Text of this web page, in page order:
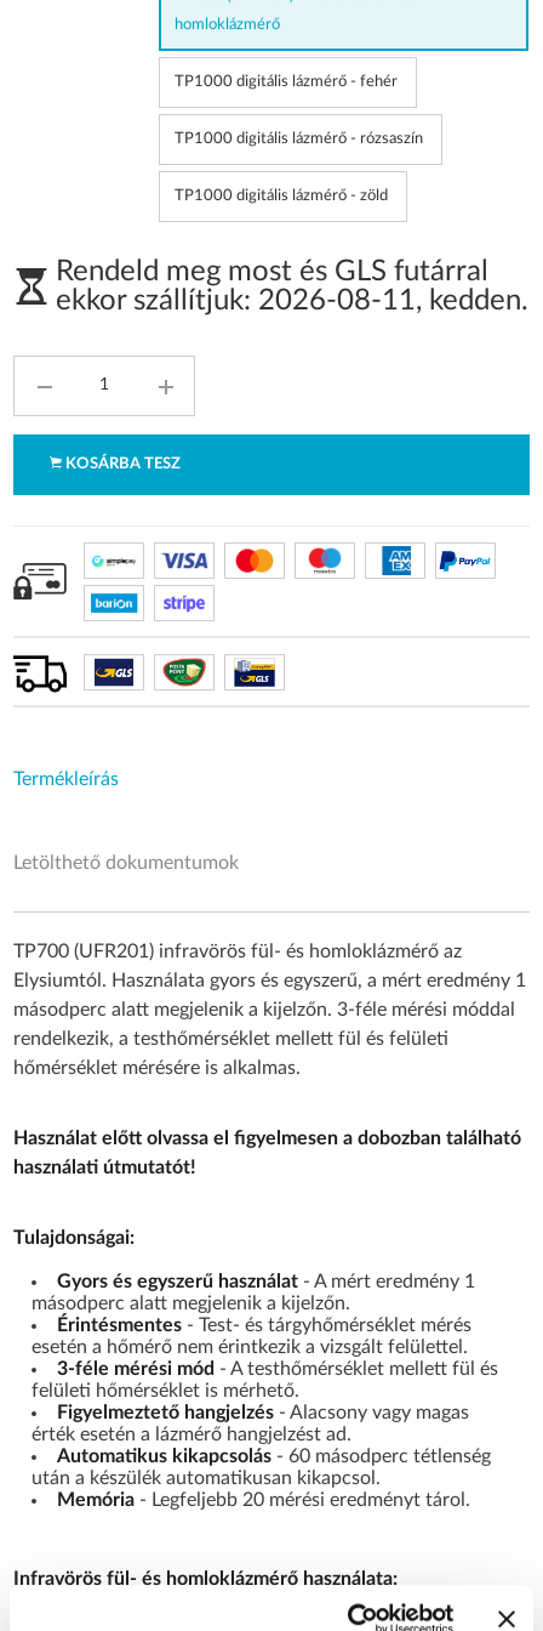
homloklázmérő
TP1000 digitális lázmérő - fehér
TP1000 digitális lázmérő - rózsaszín
TP1000 digitális lázmérő - zöld
Rendeld meg most és GLS futárral
ekkor szállítjuk: 2026-08-11, kedden.
KOSÁRBA TESZ
Termékleírás
Letölthető dokumentumok
TP700 (UFR201) infravörös fül- és homloklázmérő az
Elysiumtól. Használata gyors és egyszerű, a mért eredmény 1
másodperc alatt megjelenik a kijelzőn. 3-féle mérési móddal
rendelkezik, a testhőmérséklet mellett fül és felületi
hőmérséklet mérésére is alkalmas.
Használat előtt olvassa el figyelmesen a dobozban található
használati útmutatót!
Tulajdonságai:
Gyors és egyszerű használat - A mért eredmény 1
másodperc alatt megjelenik a kijelzőn.
Érintésmentes - Test- és tárgyhőmérséklet mérés
esetén a hőmérő nem érintkezik a vizsgált felülettel.
3-féle mérési mód - A testhőmérséklet mellett fül és
felületi hőmérséklet is mérhető.
Figyelmeztető hangjelzés - Alacsony vagy magas
érték esetén a lázmérő hangjelzést ad.
Automatikus kikapcsolás - 60 másodperc tétlenség
után a készülék automatikusan kikapcsol.
Memória - Legfeljebb 20 mérési eredményt tárol.
Infravörös fül- és homloklázmérő használata:
Nyomja meg a